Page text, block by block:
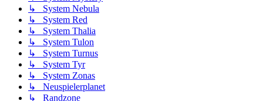
↳ System Nebula
↳ System Red
↳ System Thalia
↳ System Tulon
↳ System Turnus
↳ System Tyr
↳ System Zonas
↳ Neuspielerplanet
↳ Randzone